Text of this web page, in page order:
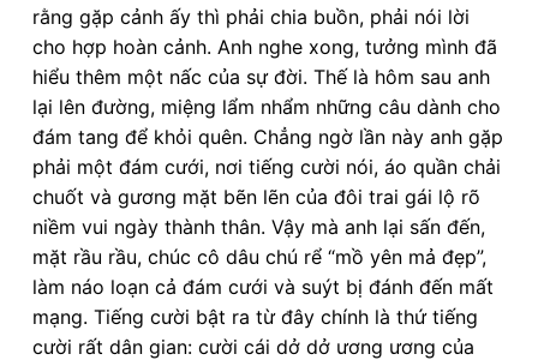
rằng gặp cảnh ấy thì phải chia buồn, phải nói lời
cho hợp hoàn cảnh. Anh nghe xong, tưởng mình đã
hiểu thêm một nấc của sự đời. Thế là hôm sau anh
lại lên đường, miệng lẩm nhẩm những câu dành cho
đám tang để khỏi quên. Chẳng ngờ lần này anh gặp
phải một đám cưới, nơi tiếng cười nói, áo quần chải
chuốt và gương mặt bẽn lẽn của đôi trai gái lộ rõ
niềm vui ngày thành thân. Vậy mà anh lại sấn đến,
mặt rầu rầu, chúc cô dâu chú rể “mồ yên mả đẹp”,
làm náo loạn cả đám cưới và suýt bị đánh đến mất
mạng. Tiếng cười bật ra từ đây chính là thứ tiếng
cười rất dân gian: cười cái dở dở ương ương của